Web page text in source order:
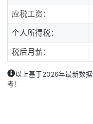
应税工资：
个人所得税：
税后月薪：
以上基于2026年最新数
考！